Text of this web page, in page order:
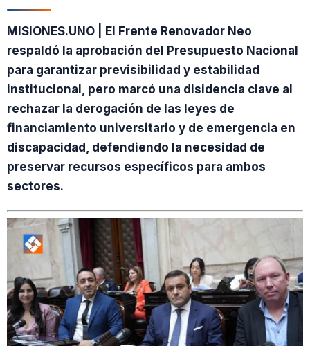
MISIONES.UNO | El Frente Renovador Neo
respaldó la aprobación del Presupuesto Nacional
para garantizar previsibilidad y estabilidad
institucional, pero marcó una disidencia clave al
rechazar la derogación de las leyes de
financiamiento universitario y de emergencia en
discapacidad, defendiendo la necesidad de
preservar recursos específicos para ambos
sectores.